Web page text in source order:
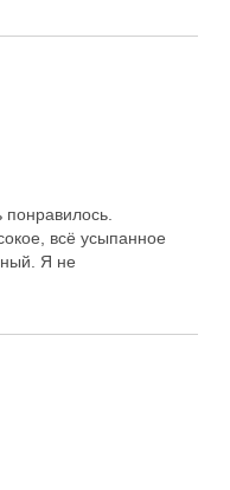
всё усыпанное
Я не